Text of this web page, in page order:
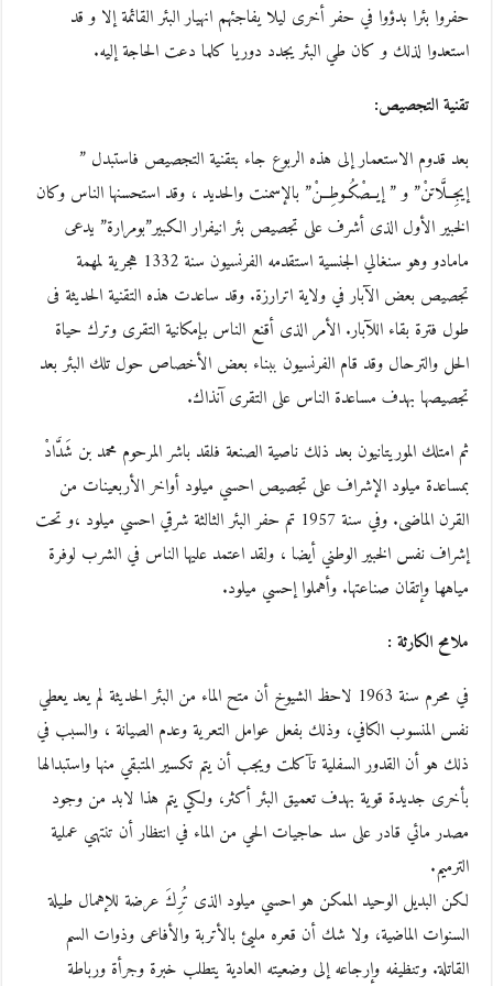
حفروا بئرا بدؤوا في حفر أخرى ليلا يفاجئهم انهيار البئر القائمة إلا و قد
استعدوا لذلك و كان طي البئر يجدد دوريا كلما دعت الحاجة إليه.
تقنية التجصيص:
بعد قدوم الاستعمار إلى هذه الربوع جاء بتقنية التجصيص فاستبدل ”
إيجِــلَّاتنْ” و ” إيــصْكُـوطِــنْ” بالإسمنت والحديد ، وقد استحسنها الناس وكان
الخبير الأول الذى أشرف على تجصيص بئر انيفرار الكبير”بومرارة” يدعى
مامادو وهو سنغالي الجنسية استقدمه الفرنسيون سنة 1332 هجرية لمهمة
تجصيص بعض الآبار في ولاية اترارزة. وقد ساعدت هذه التقنية الحديثة فى
طول فترة بقاء اللآبار. الأمر الذى أقنع الناس بإمكانية التقرى وترك حياة
الحل والترحال وقد قام الفرنسيون ببناء بعض الأخصاص حول تلك البئر بعد
تجصيصها بهدف مساعدة الناس على التقرى آنذاك.
ثم امتلك الموريتانيون بعد ذلك ناصية الصنعة فلقد باشر المرحوم محمد بن شَدَّادْ
بمساعدة ميلود الإشراف على تجصيص احسي ميلود أواخر الأربعينات من
القرن الماضى. وفي سنة 1957 تم حفر البئر الثالثة شرقي احسي ميلود ،و تحت
إشراف نفس الخبير الوطني أيضا ، ولقد اعتمد عليها الناس في الشرب لوفرة
مياهها وإتقان صناعتها. وأهملوا إحسي ميلود.
ملامح الكارثة :
في محرم سنة 1963 لاحظ الشيوخ أن متح الماء من البئر الحديثة لم يعد يعطي
نفس المنسوب الكافي، وذلك بفعل عوامل التعرية وعدم الصيانة ، والسبب في
ذلك هو أن القدور السفلية تآكلت ويجب أن يتم تكسير المتبقي منها واستبدالها
بأخرى جديدة قوية بهدف تعميق البئر أكثر، ولكي يتم هذا لابد من وجود
مصدر مائي قادر على سد حاجيات الحي من الماء في انتظار أن تنتهي عملية
الترميم.
لكن البديل الوحيد الممكن هو احسي ميلود الذى تُرِكَ عرضة للإهمال طيلة
السنوات الماضية، ولا شك أن قعره مليئ بالأتربة والأفاعى وذوات السم
القاتلة. وتنظيفه وإرجاعه إلى وضعيته العادية يتطلب خبرة وجرأة ورباطة